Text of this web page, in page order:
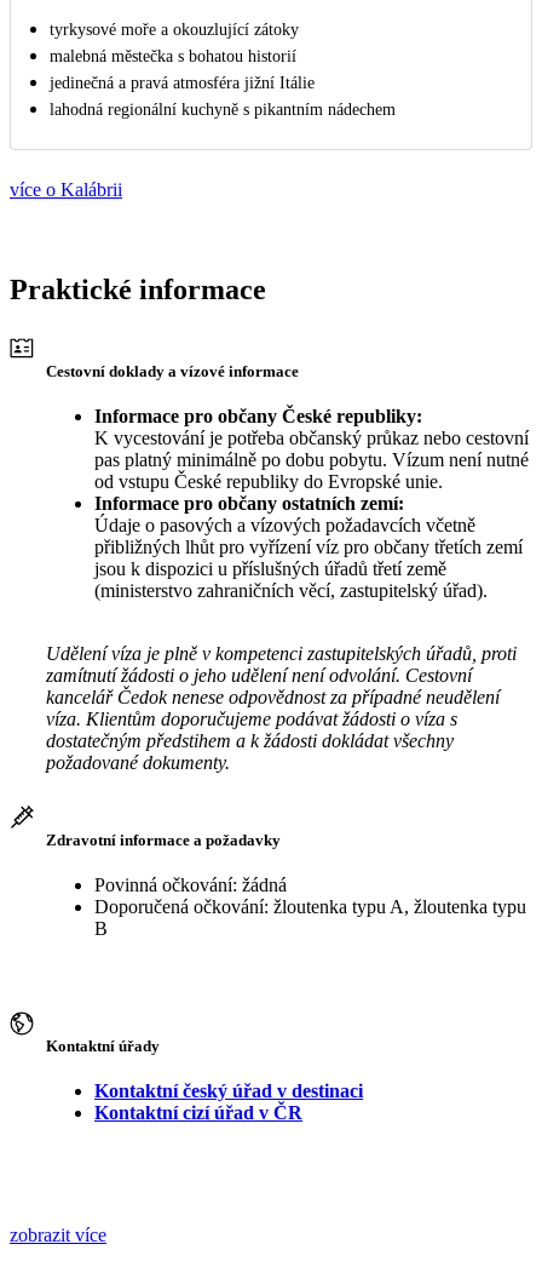
tyrkysové moře a okouzlující zátoky
malebná městečka s bohatou historií
jedinečná a pravá atmosféra jižní Itálie
lahodná regionální kuchyně s pikantním nádechem
více o Kalábrii
Praktické informace
Cestovní doklady a vízové informace
Informace pro občany České republiky:
K vycestování je potřeba občanský průkaz nebo cestovní
pas platný minimálně po dobu pobytu. Vízum není nutné
od vstupu České republiky do Evropské unie.
Informace pro občany ostatních zemí:
Údaje o pasových a vízových požadavcích včetně
přibližných lhůt pro vyřízení víz pro občany třetích zemí
jsou k dispozici u příslušných úřadů třetí země
(ministerstvo zahraničních věcí, zastupitelský úřad).
Udělení víza je plně v kompetenci zastupitelských úřadů, proti
zamítnutí žádosti o jeho udělení není odvolání. Cestovní
kancelář Čedok nenese odpovědnost za případné neudělení
víza. Klientům doporučujeme podávat žádosti o víza s
dostatečným předstihem a k žádosti dokládat všechny
požadované dokumenty.
Zdravotní informace a požadavky
Povinná očkování: žádná
Doporučená očkování: žloutenka typu A, žloutenka typu
B
Kontaktní úřady
Kontaktní český úřad v destinaci
Kontaktní cizí úřad v ČR
zobrazit více